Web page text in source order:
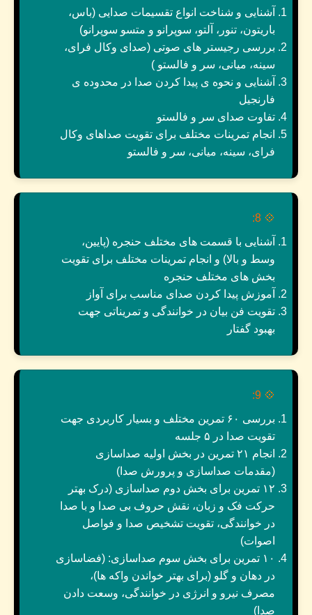
آشنایی و شناخت انواع تقسیمات صدایی (باس،
باریتون، تنور، آلتو، سوپرانو و متسو سوپرانو)
بررسی رجیستر های صوتی (صدای وکال فرای،
سینه، میانی، سر و فالستو )
آشنایی و نحوه ی پیدا کردن صدا در محدوده ی
فارنجیل
تفاوت صدای سر و فالستو
انجام تمرینات مختلف برای تقویت صداهای وکال
فرای، سینه، میانی، سر و فالستو
💠
آشنایی با قسمت های مختلف حنجره (پایین،
وسط و بالا) و انجام تمرینات مختلف برای تقویت
بخش های مختلف حنجره
آموزش پیدا کردن صدای مناسب برای آواز
تقویت فن بیان در خوانندگی و تمریناتی جهت
بهبود گفتار
💠
9:
بررسی ۶۰ تمرین مختلف و بسیار کاربردی جهت
تقویت صدا در ۵ جلسه
انجام ۲۱ تمرین در بخش اولیه صداسازی
(مقدمات صداسازی و پرورش صدا)
۱۲ تمرین برای بخش دوم صداسازی (درک بهتر
حرکت فک و زبان، نقش حروف بی صدا و با صدا
در خوانندگی، تقویت تشخیص صدا و فواصل
اصوات)
۱۰ تمرین برای بخش سوم صداسازی: (فضاسازی
در دهان و گلو (برای بهتر خواندن واکه ها)،
مصرف نیرو و انرژی در خوانندگی، وسعت دادن
صدا)